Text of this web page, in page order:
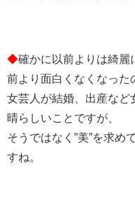
◆確かに以前よりは綺麗
前より面白くなくなった
女芸人が結婚、出産など
晴らしいことですが、
そうではなく”美”を求め
すね。